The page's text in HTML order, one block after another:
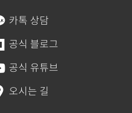
카톡 상담
공식 블로그
공식 유튜브
오시는 길